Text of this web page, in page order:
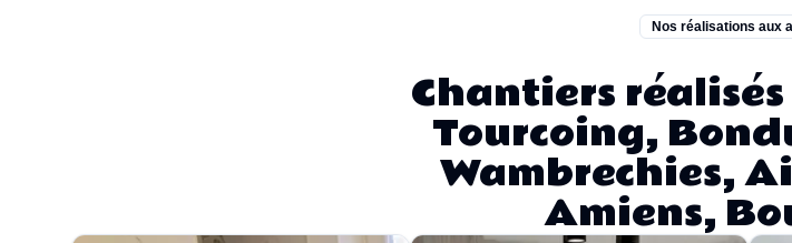
Nos réalisations aux
Chantiers
Tourcoing,
Wambrechies,
Amiens,